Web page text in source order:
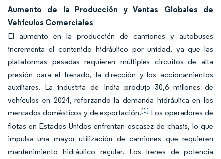
Aumento de la Producción y Ventas Globales de
Vehículos Comerciales
El aumento en la producción de camiones y autobuses
incrementa el contenido hidráulico por unidad, ya que las
plataformas pesadas requieren múltiples circuitos de alta
presión para el frenado, la dirección y los accionamientos
auxiliares. La industria de India produjo 30,6 millones de
vehículos en 2024, reforzando la demanda hidráulica en los
mercados domésticos y de exportación.[1] Los operadores de
flotas en Estados Unidos enfrentan escasez de chasis, lo que
impulsa una mayor utilización de camiones que requieren
mantenimiento hidráulico regular. Los trenes de potencia